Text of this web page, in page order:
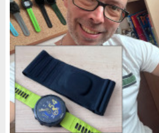
Související články